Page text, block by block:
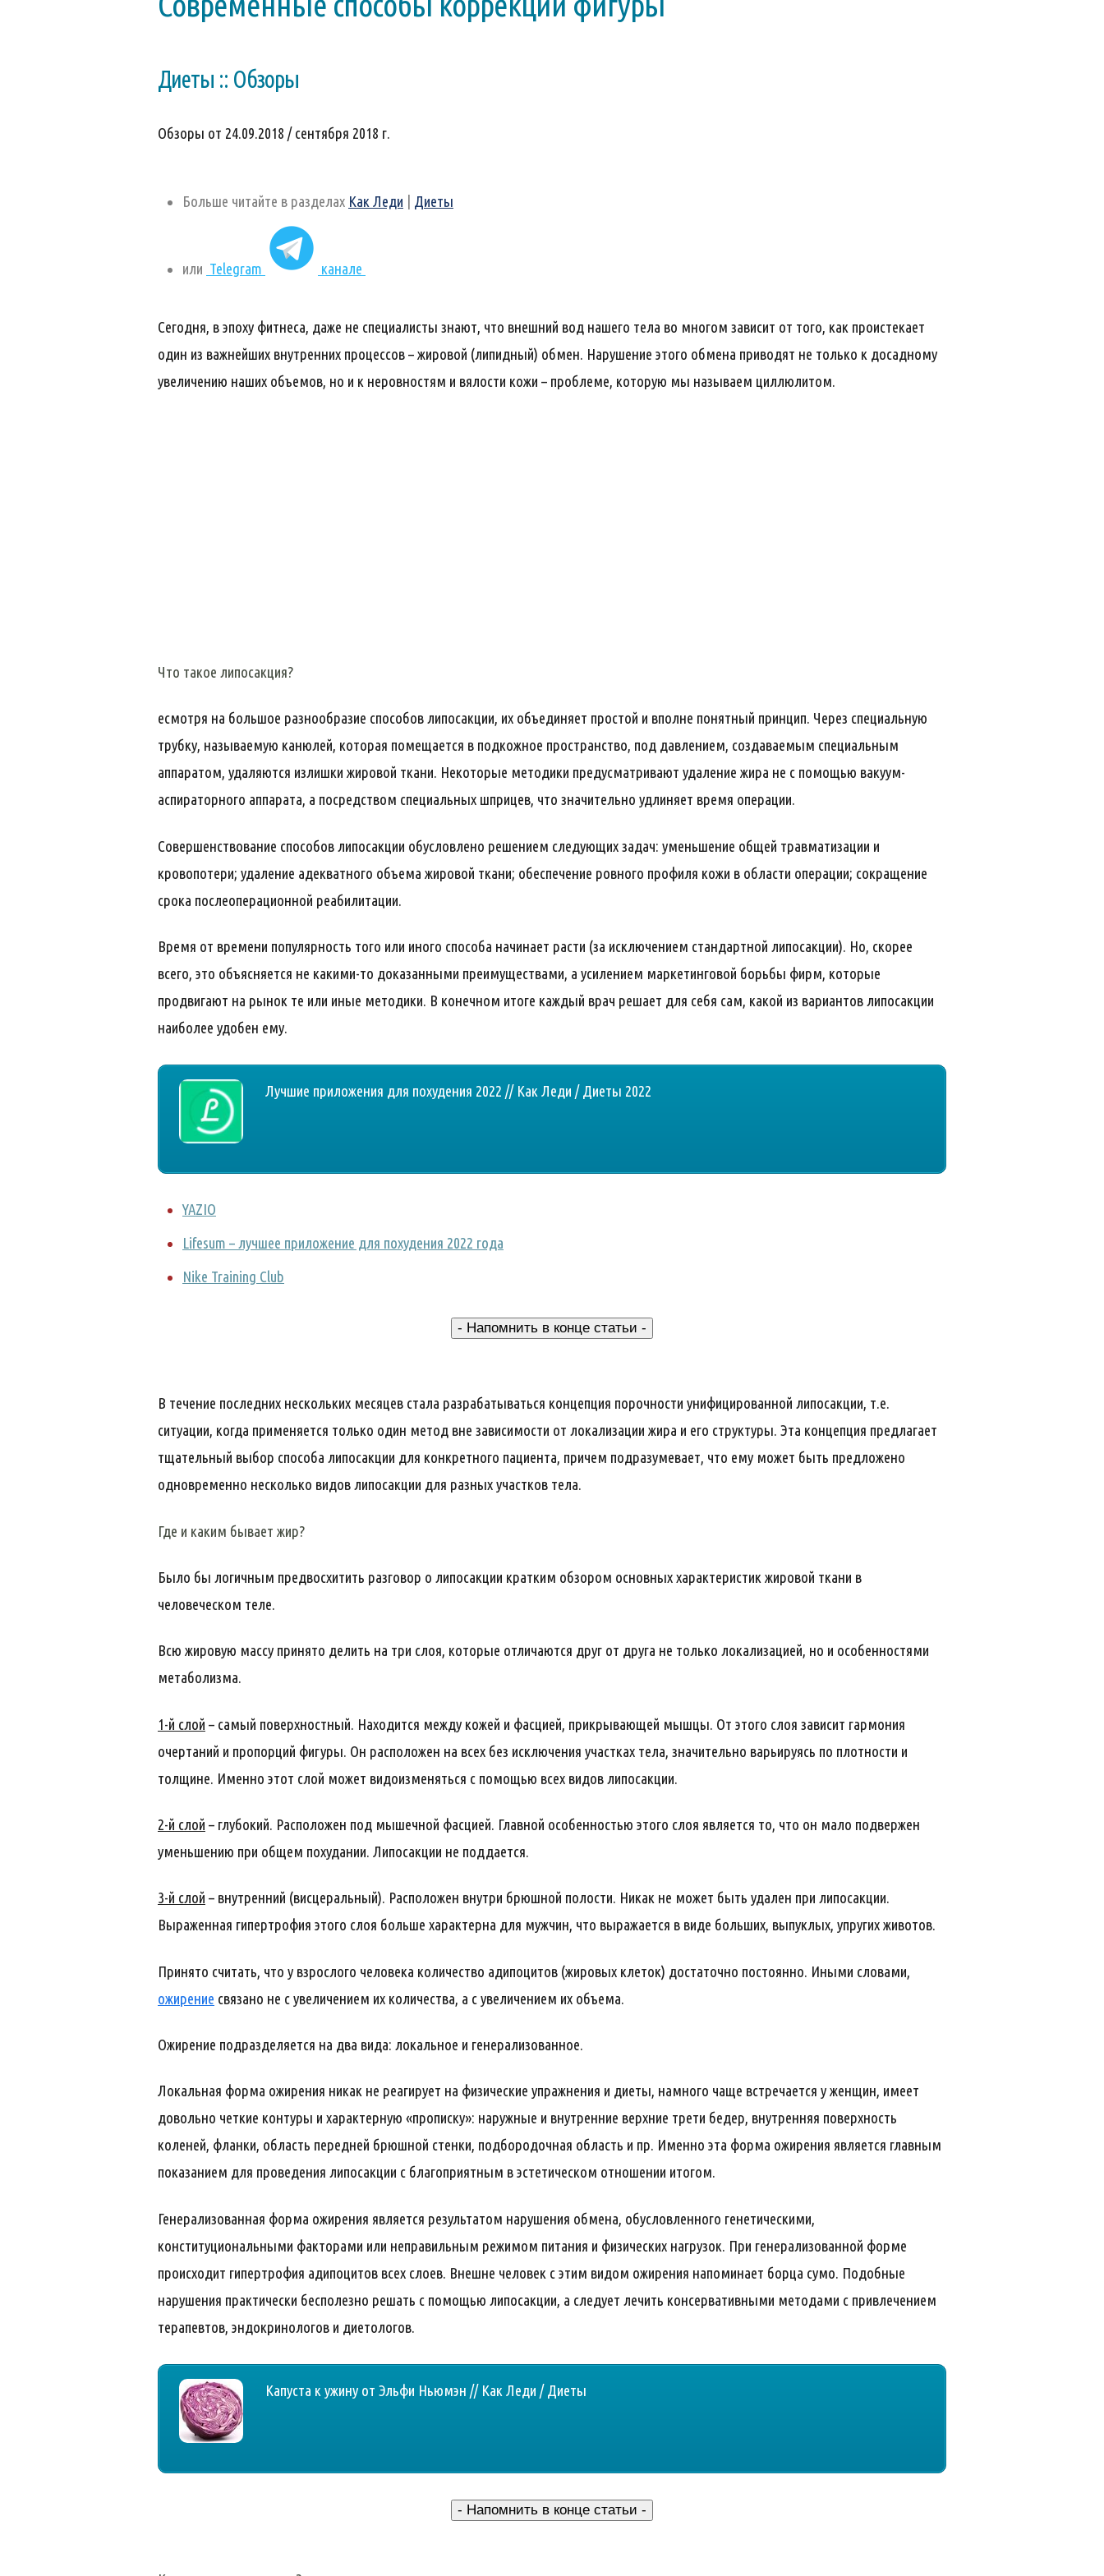
Диеты :: Обзоры
Обзоры от 24.09.2018 / сентября 2018 г.
Больше читайте в разделах Как Леди Диеты
или Telegram канале
Сегодня, в эпоху фитнеса, даже не специалисты знают, что внешний вод нашего тела во многом зависит от того, как проистекает
один из важнейших внутренних процессов – жировой (липидный) обмен. Нарушение этого обмена приводят не только к досадному
увеличению наших объемов, но и к неровностям и вялости кожи – проблеме, которую мы называем циллюлитом.
Что такое липосакция?
есмотря на большое разнообразие способов липосакции, их объединяет простой и вполне понятный принцип. Через специальную
трубку, называемую канюлей, которая помещается в подкожное пространство, под давлением, создаваемым специальным
аппаратом, удаляются излишки жировой ткани. Некоторые методики предусматривают удаление жира не с помощью вакуум-
аспираторного аппарата, а посредством специальных шприцев, что значительно удлиняет время операции.
Совершенствование способов липосакции обусловлено решением следующих задач: уменьшение общей травматизации и
кровопотери; удаление адекватного объема жировой ткани; обеспечение ровного профиля кожи в области операции; сокращение
срока послеоперационной реабилитации.
Время от времени популярность того или иного способа начинает расти (за исключением стандартной липосакции). Но, скорее
всего, это объясняется не какими-то доказанными преимуществами, а усилением маркетинговой борьбы фирм, которые
продвигают на рынок те или иные методики. В конечном итоге каждый врач решает для себя сам, какой из вариантов липосакции
наиболее удобен ему.
Лучшие приложения для похудения 2022 // Как Леди / Диеты 2022
YAZIO
Lifesum – лучшее приложение для похудения 2022 года
Nike Training Club
- Напомнить в конце статьи -
В течение последних нескольких месяцев стала разрабатываться концепция порочности унифицированной липосакции, т.е.
ситуации, когда применяется только один метод вне зависимости от локализации жира и его структуры. Эта концепция предлагает
тщательный выбор способа липосакции для конкретного пациента, причем подразумевает, что ему может быть предложено
одновременно несколько видов липосакции для разных участков тела.
Где и каким бывает жир?
Было бы логичным предвосхитить разговор о липосакции кратким обзором основных характеристик жировой ткани в
человеческом теле.
Всю жировую массу принято делить на три слоя, которые отличаются друг от друга не только локализацией, но и особенностями
метаболизма.
1-й слой – самый поверхностный. Находится между кожей и фасцией, прикрывающей мышцы. От этого слоя зависит гармония
очертаний и пропорций фигуры. Он расположен на всех без исключения участках тела, значительно варьируясь по плотности и
толщине. Именно этот слой может видоизменяться с помощью всех видов липосакции.
2-й слой – глубокий. Расположен под мышечной фасцией. Главной особенностью этого слоя является то, что он мало подвержен
уменьшению при общем похудании. Липосакции не поддается.
3-й слой – внутренний (висцеральный). Расположен внутри брюшной полости. Никак не может быть удален при липосакции.
Выраженная гипертрофия этого слоя больше характерна для мужчин, что выражается в виде больших, выпуклых, упругих животов.
Принято считать, что у взрослого человека количество адипоцитов (жировых клеток) достаточно постоянно. Иными словами,
ожирение связано не с увеличением их количества, а с увеличением их объема.
Ожирение подразделяется на два вида: локальное и генерализованное.
Локальная форма ожирения никак не реагирует на физические упражнения и диеты, намного чаще встречается у женщин, имеет
довольно четкие контуры и характерную «прописку»: наружные и внутренние верхние трети бедер, внутренняя поверхность
коленей, фланки, область передней брюшной стенки, подбородочная область и пр. Именно эта форма ожирения является главным
показанием для проведения липосакции с благоприятным в эстетическом отношении итогом.
Генерализованная форма ожирения является результатом нарушения обмена, обусловленного генетическими,
конституциональными факторами или неправильным режимом питания и физических нагрузок. При генерализованной форме
происходит гипертрофия адипоцитов всех слоев. Внешне человек с этим видом ожирения напоминает борца сумо. Подобные
нарушения практически бесполезно решать с помощью липосакции, а следует лечить консервативными методами с привлечением
терапевтов, эндокринологов и диетологов.
Капуста к ужину от Эльфи Ньюмэн // Как Леди / Диеты
- Напомнить в конце статьи -